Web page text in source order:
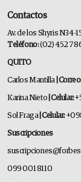
Contactos
Av. de los Shyris N34-
Teléfono:(02) 452
QUITO
Carlos Mantilla |
Karina Nieto | Celular:
Sol Fraga| Celular:
Suscripciones
099 001 8110